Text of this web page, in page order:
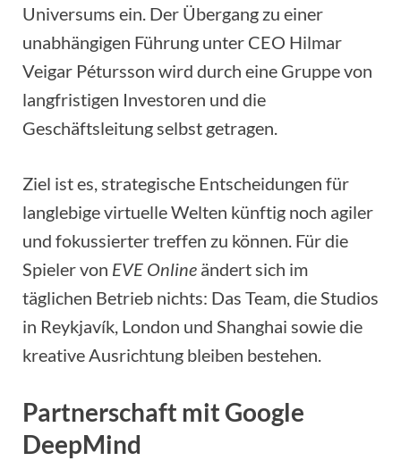
Universums ein. Der Übergang zu einer
unabhängigen Führung unter CEO Hilmar
Veigar Pétursson wird durch eine Gruppe von
langfristigen Investoren und die
Geschäftsleitung selbst getragen.
Ziel ist es, strategische Entscheidungen für
langlebige virtuelle Welten künftig noch agiler
und fokussierter treffen zu können. Für die
Spieler von EVE Online ändert sich im
täglichen Betrieb nichts: Das Team, die Studios
in Reykjavík, London und Shanghai sowie die
kreative Ausrichtung bleiben bestehen.
Partnerschaft mit Google
DeepMind